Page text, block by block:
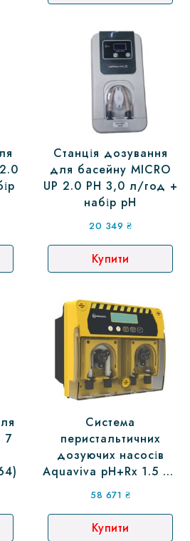
Станція дозування
для басейну MICRO
UP 2.0 PH 3,0 л/год +
набір pH
20 349 ₴
Купити
7
Система
перистальтичних
дозуючих насосів
Aquaviva pH+Rx 1.5 л/
год (36398)
58 671 ₴
Купити